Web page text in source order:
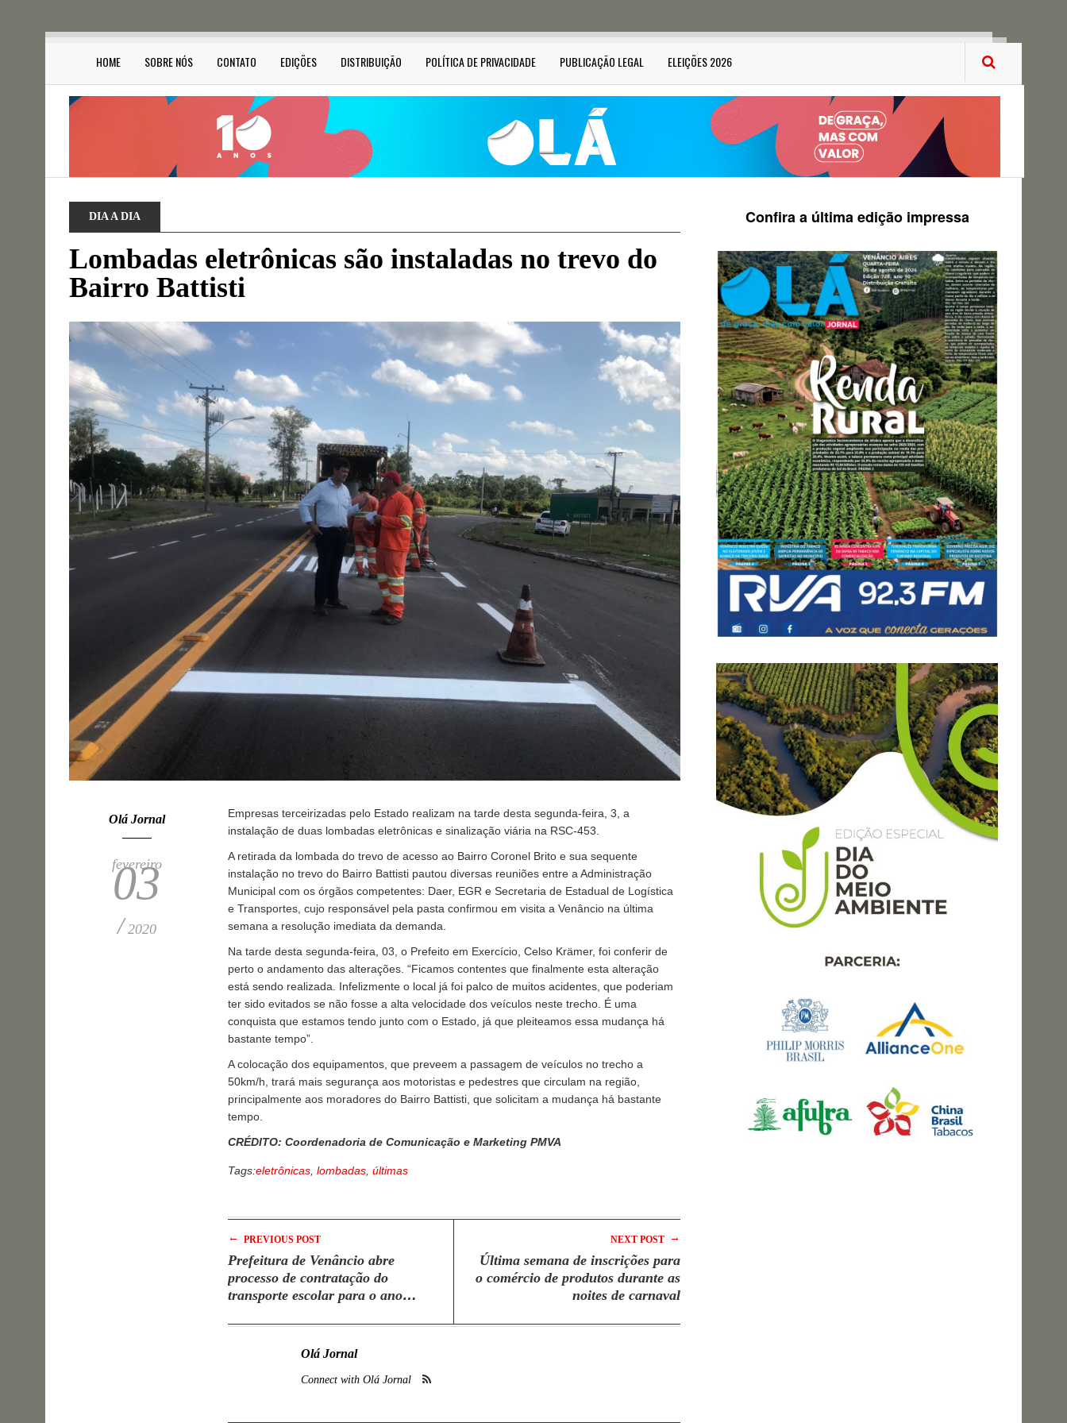
HOME SOBRE NÓS CONTATO EDIÇÕES DISTRIBUIÇÃO POLÍTICA DE PRIVACIDADE PUBLICAÇÃO LEGAL ELEIÇÕES 2026
DIA A DIA
Lombadas eletrônicas são instaladas no trevo do
Bairro Battisti
Olá Jornal
fevereiro
03
/2020
Empresas terceirizadas pelo Estado realizam na tarde desta segunda-feira, 3, a
instalação de duas lombadas eletrônicas e sinalização viária na RSC-453.
A retirada da lombada do trevo de acesso ao Bairro Coronel Brito e sua sequente
instalação no trevo do Bairro Battisti pautou diversas reuniões entre a Administração
Municipal com os órgãos competentes: Daer, EGR e Secretaria de Estadual de Logística
e Transportes, cujo responsável pela pasta confirmou em visita a Venâncio na última
semana a resolução imediata da demanda.
Na tarde desta segunda-feira, 03, o Prefeito em Exercício, Celso Krämer, foi conferir de
perto o andamento das alterações. “Ficamos contentes que finalmente esta alteração
está sendo realizada. Infelizmente o local já foi palco de muitos acidentes, que poderiam
ter sido evitados se não fosse a alta velocidade dos veículos neste trecho. É uma
conquista que estamos tendo junto com o Estado, já que pleiteamos essa mudança há
bastante tempo”.
A colocação dos equipamentos, que preveem a passagem de veículos no trecho a
50km/h, trará mais segurança aos motoristas e pedestres que circulam na região,
principalmente aos moradores do Bairro Battisti, que solicitam a mudança há bastante
tempo.
CRÉDITO: Coordenadoria de Comunicação e Marketing PMVA
Tags:eletrônicas lombadas últimas
← PREVIOUS POST
Prefeitura de Venâncio abre
processo de contratação do
transporte escolar para o ano
NEXT POST →
Última semana de inscrições para
o comércio de produtos durante as
noites de carnaval
Olá Jornal
Connect with Olá Jornal
Confira a última edição impressa